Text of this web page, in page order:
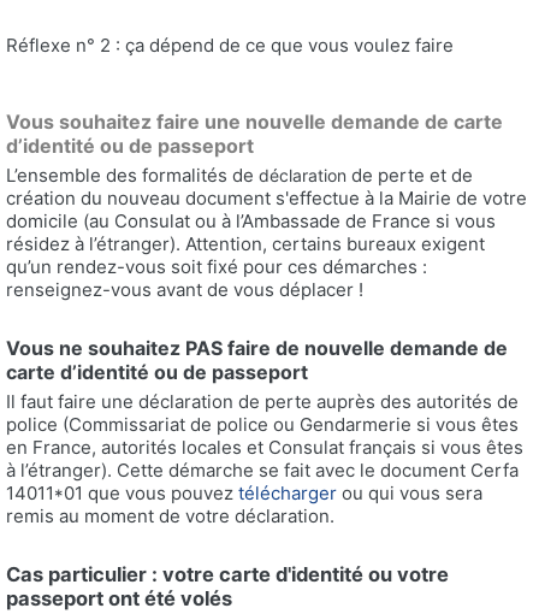
Réflexe n° 2 : ça dépend de ce que vous voulez faire
Vous souhaitez faire une nouvelle demande de carte
d’identité ou de passeport
L’ensemble des formalités de déclaration de perte et de
création du nouveau document s'effectue à la Mairie de votre
domicile (au Consulat ou à l’Ambassade de France si vous
résidez à l’étranger). Attention, certains bureaux exigent
qu’un rendez-vous soit fixé pour ces démarches :
renseignez-vous avant de vous déplacer !
Vous ne souhaitez PAS faire de nouvelle demande de
carte d’identité ou de passeport
Il faut faire une déclaration de perte auprès des autorités de
police (Commissariat de police ou Gendarmerie si vous êtes
en France, autorités locales et Consulat français si vous êtes
à l’étranger). Cette démarche se fait avec le document Cerfa
14011*01 que vous pouvez télécharger ou qui vous sera
remis au moment de votre déclaration.
Cas particulier : votre carte d'identité ou votre
passeport ont été volés